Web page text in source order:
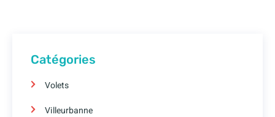
Catégories
Volets
Villeurbanne